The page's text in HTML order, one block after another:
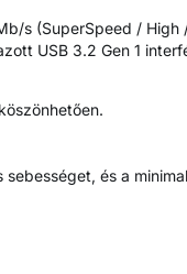
s (SuperSpeed / High
USB 3.2 Gen 1
és a